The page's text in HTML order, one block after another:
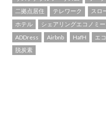
二拠点居住
テレワーク スロ
ホテル
シェアリングエコノミー
ADDress
Airbnb HafH エ
脱炭素